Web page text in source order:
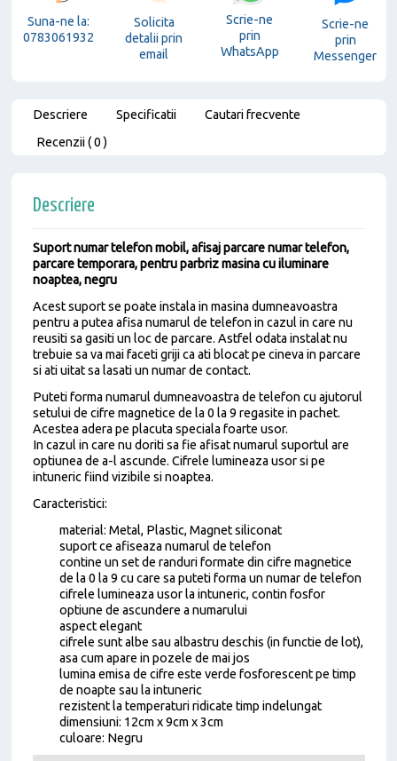
Suna-ne la:
0783061932
Solicita
detalii prin
email
Scrie-ne
prin
WhatsApp
Scrie-ne
prin
Messenger
Descriere Specificatii
Cautari frecvente
Recenzii ( 0 )
Descriere
Suport numar telefon mobil, afisaj parcare numar telefon,
parcare temporara, pentru parbriz masina cu iluminare
noaptea, negru
Acest suport se poate instala in masina dumneavoastra
pentru a putea afisa numarul de telefon in cazul in care nu
reusiti sa gasiti un loc de parcare. Astfel odata instalat nu
trebuie sa va mai faceti griji ca ati blocat pe cineva in parcare
si ati uitat sa lasati un numar de contact.
Puteti forma numarul dumneavoastra de telefon cu ajutorul
setului de cifre magnetice de la 0 la 9 regasite in pachet.
Acestea adera pe placuta speciala foarte usor.
In cazul in care nu doriti sa fie afisat numarul suportul are
optiunea de a-l ascunde. Cifrele lumineaza usor si pe
intuneric fiind vizibile si noaptea.
Caracteristici:
material: Metal, Plastic, Magnet siliconat
suport ce afiseaza numarul de telefon
contine un set de randuri formate din cifre magnetice
de la 0 la 9 cu care sa puteti forma un numar de telefon
cifrele lumineaza usor la intuneric, contin fosfor
optiune de ascundere a numarului
aspect elegant
cifrele sunt albe sau albastru deschis (in functie de lot),
asa cum apare in pozele de mai jos
lumina emisa de cifre este verde fosforescent pe timp
de noapte sau la intuneric
rezistent la temperaturi ridicate timp indelungat
dimensiuni: 12cm x 9cm x 3cm
culoare: Negru